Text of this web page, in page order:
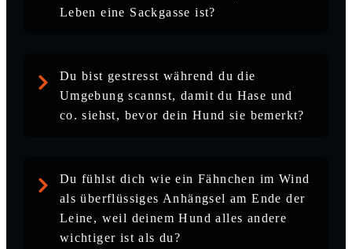
Leben eine Sackgasse ist?
Du bist gestresst während du die
Umgebung scannst, damit du Hase und
co. siehst, bevor dein Hund sie bemerkt?
Du fühlst dich wie ein Fähnchen im Wind
als überflüssiges Anhängsel am Ende der
Leine, weil deinem Hund alles andere
wichtiger ist als du?